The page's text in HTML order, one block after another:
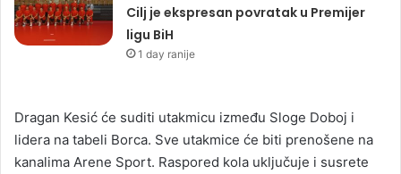
Cilj je ekspresan povratak u Premijer
ligu BiH
1 day ranije
Dragan Kesić će suditi utakmicu između Sloge Doboj i
lidera na tabeli Borca. Sve utakmice će biti prenošene na
kanalima Arene Sport. Raspored kola uključuje i susrete